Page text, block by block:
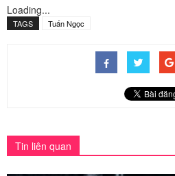
Loading...
TAGS Tuấn Ngọc
Tin liên quan